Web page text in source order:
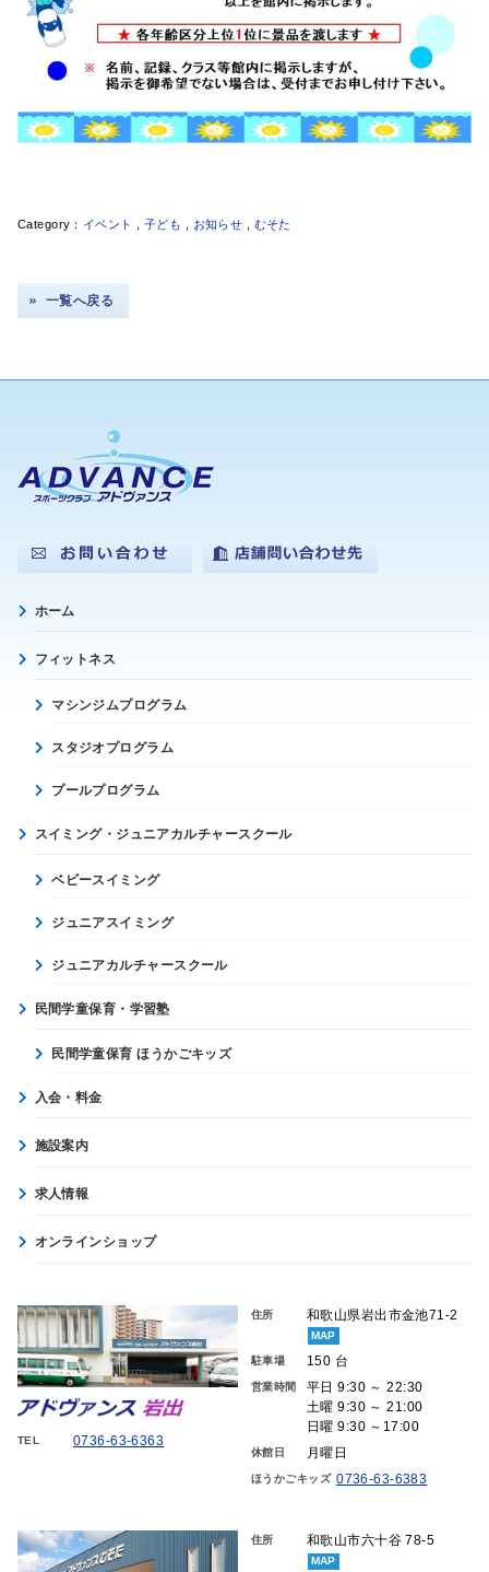
イベント 子ども お知らせ むそた
一覧へ戻る
ホーム
フィットネス
マシンジムプログラム
スタジオプログラム
プールプログラム
スイミング・ジュニアカルチャースクール
ベビースイミング
ジュニアスイミング
ジュニアカルチャースクール
民間学童保育・学習塾
民間学童保育 ほうかごキッズ
入会・料金
施設案内
求人情報
オンラインショップ
TEL 0736-63-6363
住所 和歌山県岩出市金池71-2
MAP
駐車場 150 台
営業時間
平日 9:30 ～ 22:30
土曜 9:30 ～ 21:00
日曜 9:30 ～17:00
休館日 月曜日
ほうかごキッズ 0736-63-6383
住所 和歌山市六十谷 78-5
MAP